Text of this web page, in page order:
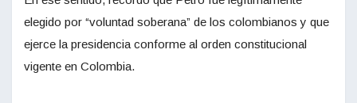
elegido por “voluntad soberana” de los colombianos y que
ejerce la presidencia conforme al orden constitucional
vigente en Colombia.